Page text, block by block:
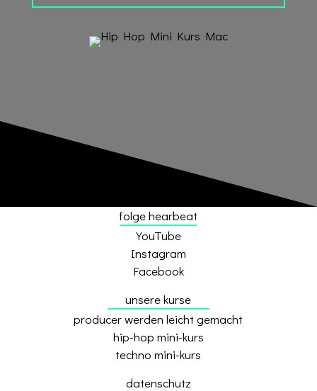
folge hearbeat
YouTube
Instagram
Facebook
unsere kurse
producer werden leicht gemacht
hip-hop mini-kurs
techno mini-kurs
datenschutz